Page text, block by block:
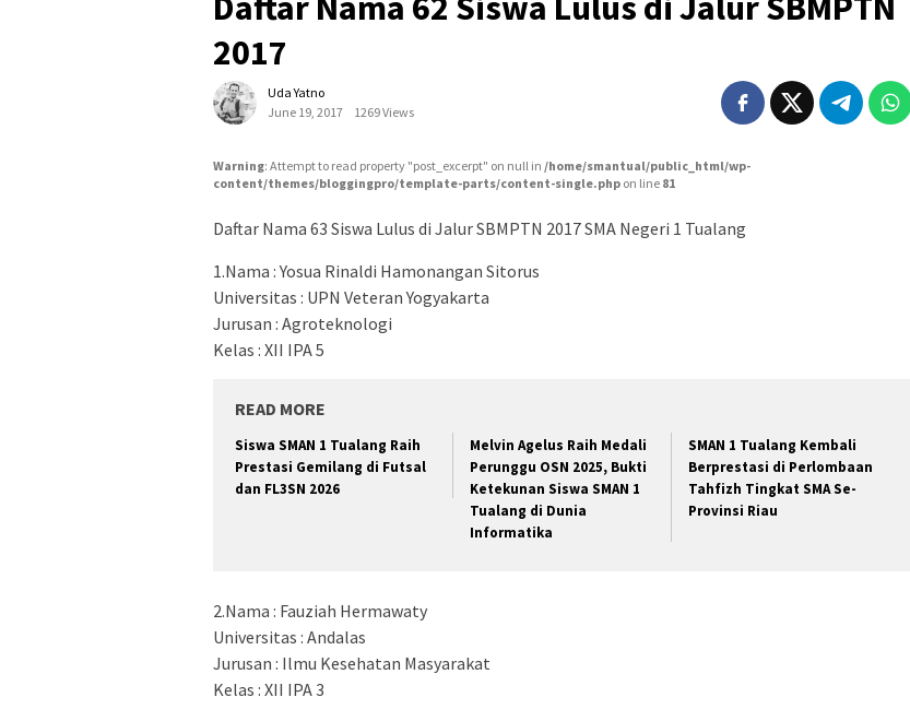
2017
Uda Yatno
June 19, 2017
1269 Views
Warning: Attempt to read property "post_excerpt" on null in /home/smantual/public_html/wp-
content/themes/bloggingpro/template-parts/content-single.php on line 81
Daftar Nama 63 Siswa Lulus di Jalur SBMPTN 2017 SMA Negeri 1 Tualang
1.Nama : Yosua Rinaldi Hamonangan Sitorus
Universitas : UPN Veteran Yogyakarta
Jurusan : Agroteknologi
Kelas : XII IPA 5
READ MORE
Siswa SMAN 1 Tualang Raih
Prestasi Gemilang di Futsal
dan FL3SN 2026
Melvin Agelus Raih Medali
Perunggu OSN 2025, Bukti
Ketekunan Siswa SMAN 1
Tualang di Dunia
Informatika
SMAN 1 Tualang Kembali
Berprestasi di Perlombaan
Tahfizh Tingkat SMA Se-
Provinsi Riau
2.Nama : Fauziah Hermawaty
Universitas : Andalas
Jurusan : Ilmu Kesehatan Masyarakat
Kelas : XII IPA 3